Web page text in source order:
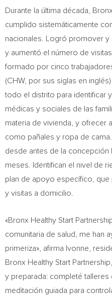
Durante la última década,
cumplido sistemáticamente
nacionales. Logró promover y
y aumentó el número de
formado por cinco
(CHW, por sus siglas en
todo el distrito para identificar
médicas y sociales de las
materia de vivienda, y ofrecer
como pañales y ropa de
desde antes de la concepción
meses. Identifican el nivel de
plan de apoyo específico, que
y visitas a domicilio.
«Bronx Healthy Start
comunitaria de salud, me han
primeriza», afirma Ivonne,
Bronx Healthy Start
y preparada: completé
meditación guiada para